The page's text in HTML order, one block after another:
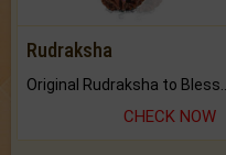
Rudraksha
CHECK NOW